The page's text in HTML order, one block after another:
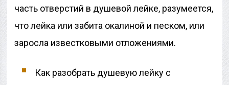
часть отверстий в душевой лейке, разумеется,
что лейка или забита окалиной и песком, или
заросла известковыми отложениями.
Как разобрать душевую лейку с